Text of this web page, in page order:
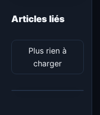
Articles liés
Plus rien à
charger